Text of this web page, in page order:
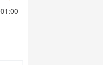
01:00